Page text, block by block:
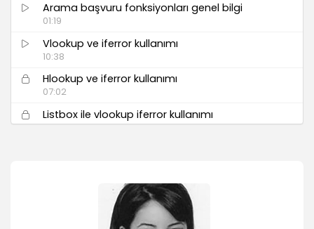
Arama başvuru fonksiyonları genel bilgi
01:19
Vlookup ve iferror kullanımı
10:38
Hlookup ve iferror kullanımı
07:02
Listbox ile vlookup iferror kullanımı
05:19
Iferror, index, match
Vlookup, iferror ve match kullanımı